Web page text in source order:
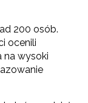
200 osób.
ocenili
na wysoki